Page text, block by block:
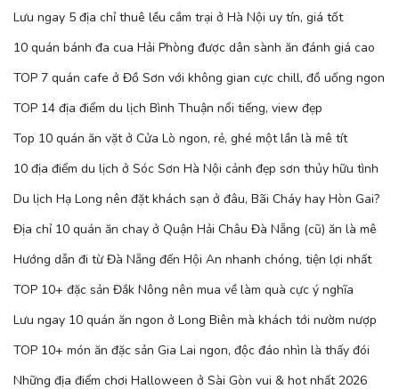
Lưu ngay 5 địa chỉ thuê lều cắm trại ở Hà Nội uy tín, giá tốt
10 quán bánh đa cua Hải Phòng được dân sành ăn đánh giá cao
TOP 7 quán cafe ở Đồ Sơn với không gian cực chill, đồ uống ngon
TOP 14 địa điểm du lịch Bình Thuận nổi tiếng, view đẹp
Top 10 quán ăn vặt ở Cửa Lò ngon, rẻ, ghé một lần là mê tít
10 địa điểm du lịch ở Sóc Sơn Hà Nội cảnh đẹp sơn thủy hữu tình
Du lịch Hạ Long nên đặt khách sạn ở đâu, Bãi Cháy hay Hòn Gai?
Địa chỉ 10 quán ăn chay ở Quận Hải Châu Đà Nẵng (cũ) ăn là mê
Hướng dẫn đi từ Đà Nẵng đến Hội An nhanh chóng, tiện lợi nhất
TOP 10+ đặc sản Đắk Nông nên mua về làm quà cực ý nghĩa
Lưu ngay 10 quán ăn ngon ở Long Biên mà khách tới nườm nượp
TOP 10+ món ăn đặc sản Gia Lai ngon, độc đáo nhìn là thấy đói
Những địa điểm chơi Halloween ở Sài Gòn vui & hot nhất 2026